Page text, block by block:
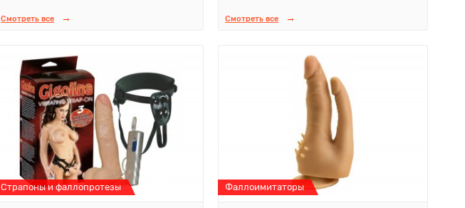
Смотреть все Смотреть все
Страпоны и фаллопротезы Фаллоимитаторы